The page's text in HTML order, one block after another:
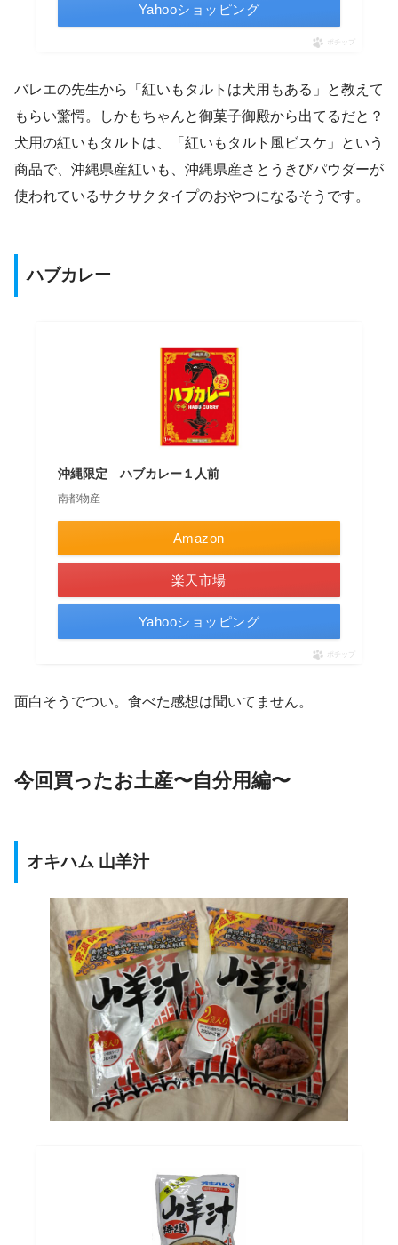
Yahooショッピング
ポチップ
バレエの先生から「紅いもタルトは犬用もある」と教えて
もらい驚愕。しかもちゃんと御菓子御殿から出てるだと？
犬用の紅いもタルトは、「紅いもタルト風ビスケ」という
商品で、沖縄県産紅いも、沖縄県産さとうきびパウダーが
使われているサクサクタイプのおやつになるそうです。
ハブカレー
沖縄限定 ハブカレー１人前
南都物産
Amazon
楽天市場
Yahooショッピング
ポチップ
面白そうでつい。食べた感想は聞いてません。
今回買ったお土産〜自分用編〜
オキハム 山羊汁